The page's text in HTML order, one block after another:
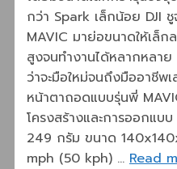
กว่า Spark เล็กน้อย DJI
MAVIC มาย่อขนาดให้เล็
สูงจนทำงานได้หลากหลาย
ว่าจะมือใหม่จนถึงมืออาชีพ
หน้าตาถอดแบบรุ่นพี่
โครงสร้างและการออกแบ
249 กรัม ขนาด
mph (50 kph) … Read